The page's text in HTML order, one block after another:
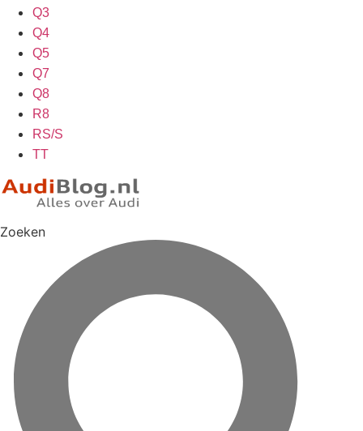
Q3
Q4
Q5
Q7
Q8
R8
RS/S
TT
Zoeken